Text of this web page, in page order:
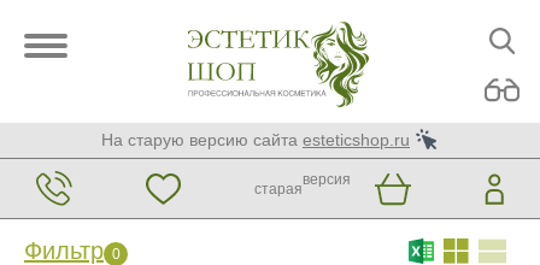
На старую версию сайта esteticshop.ru
старая
версия
Фильтр 0